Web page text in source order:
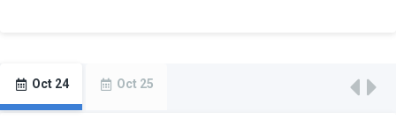
Oct 24 Oct 25